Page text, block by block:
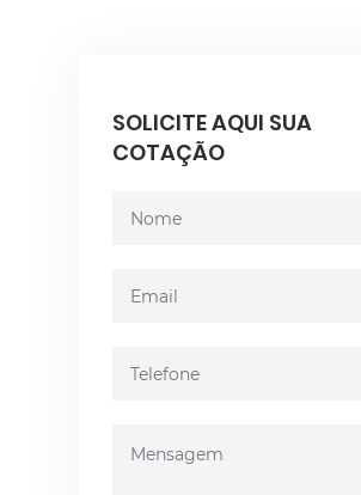
SOLICITE AQUI SUA
COTAÇÃO